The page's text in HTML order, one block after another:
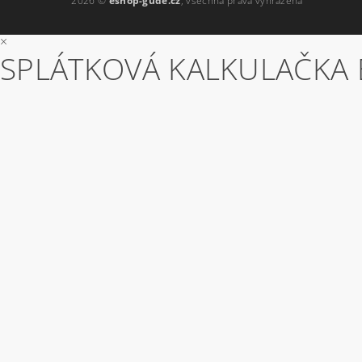
×
SPLÁTKOVÁ KALKULAČKA